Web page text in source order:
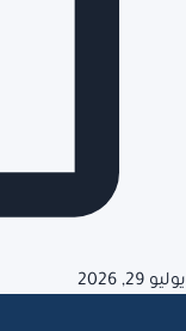
يوليو 29, 2026